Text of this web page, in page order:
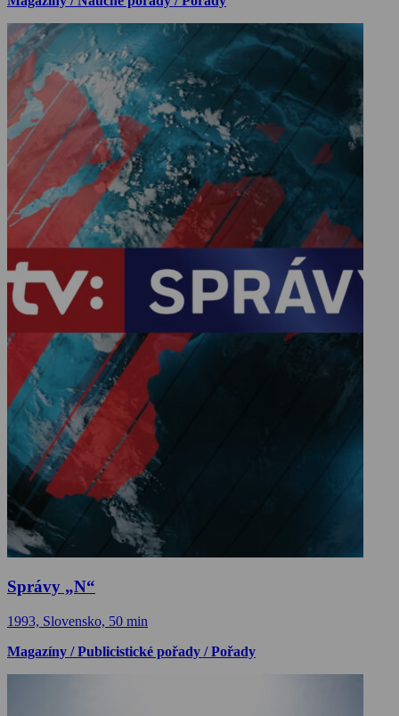
Správy „N“
1993, Slovensko, 50 min
Magazíny / Publicistické pořady / Pořady